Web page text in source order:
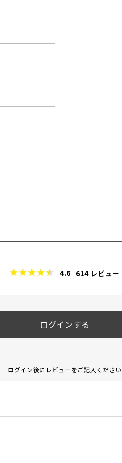
4.6 614レビュー
ログインする
ログイン後にレビューをご記入ください